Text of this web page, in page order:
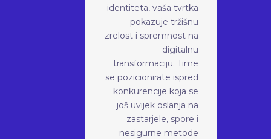
identiteta, vaša tvrtka
pokazuje tržišnu
zrelost i spremnost na
digitalnu
transformaciju. Time
se pozicionirate ispred
konkurencije koja se
još uvijek oslanja na
zastarjele, spore i
nesigurne metode